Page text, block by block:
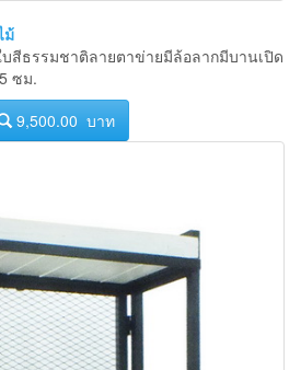
ม้
สีธรรมชาติลายตาข่ายมีล้อลากมีบานเปิด
ซม.
9,500.00 บาท